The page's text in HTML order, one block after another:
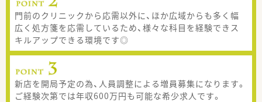
門前のクリニックから応需以外に、ほか広域からも多く幅
広く処方箋を応需しているため、様々な科目を経験できス
キルアップできる環境です◎
新店を開局予定の為、人員調整による増員募集になります。
ご経験次第では年収600万円も可能な希少求人です。